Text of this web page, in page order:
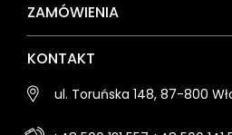
ZAMÓWIENIA
KONTAKT
ul. Toruńska 148, 87-800